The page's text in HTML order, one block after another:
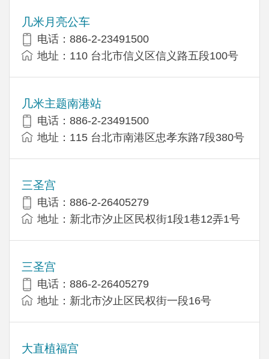
几米月亮公车
电话：886-2-23491500
地址：110 台北市信义区信义路五段100号
几米主题南港站
电话：886-2-23491500
地址：115 台北市南港区忠孝东路7段380号
三圣宫
电话：886-2-26405279
地址：新北市汐止区民权街1段1巷12弄1号
三圣宫
电话：886-2-26405279
地址：新北市汐止区民权街一段16号
大直植福宫